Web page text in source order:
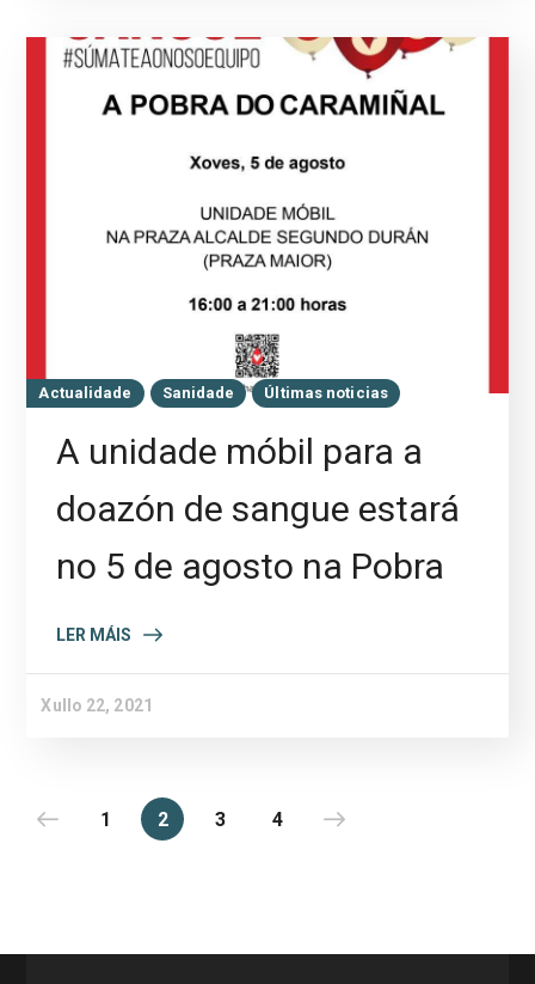
Actualidade Sanidade Últimas noticias
A unidade móbil para a
doazón de sangue estará
no 5 de agosto na Pobra
LER MÁIS
Xullo 22, 2021
1 2 3 4